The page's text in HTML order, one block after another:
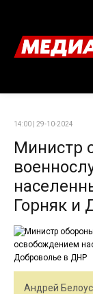
14:00 | 29-10-2024
Министр
Горняк и
Андрей